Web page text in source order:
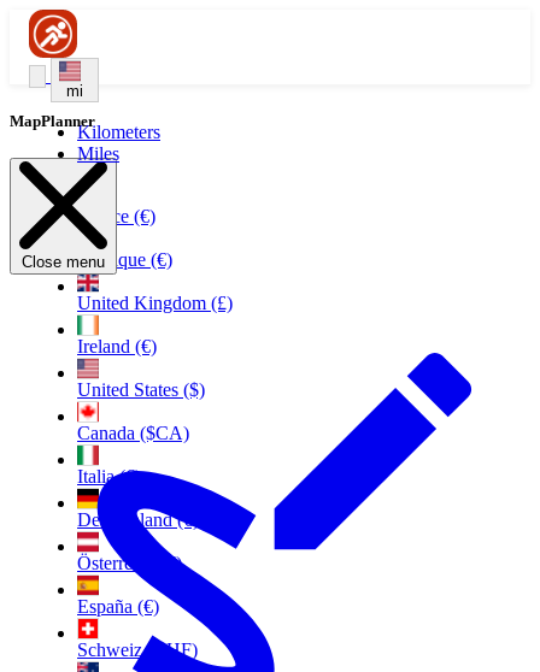
mi
Kilometers
Miles
France (€)
Belgique (€)
United Kingdom (£)
Ireland (€)
United States ($)
Canada ($CA)
Italia (€)
Deutschland (€)
Österreich (€)
España (€)
Schweiz (CHF)
MapPlanner
Close menu